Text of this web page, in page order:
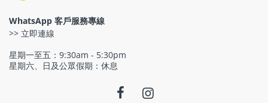
WhatsApp 客戶服務專線
>> 立即連線
星期一至五：9:30am - 5:30pm
星期六、日及公眾假期：休息